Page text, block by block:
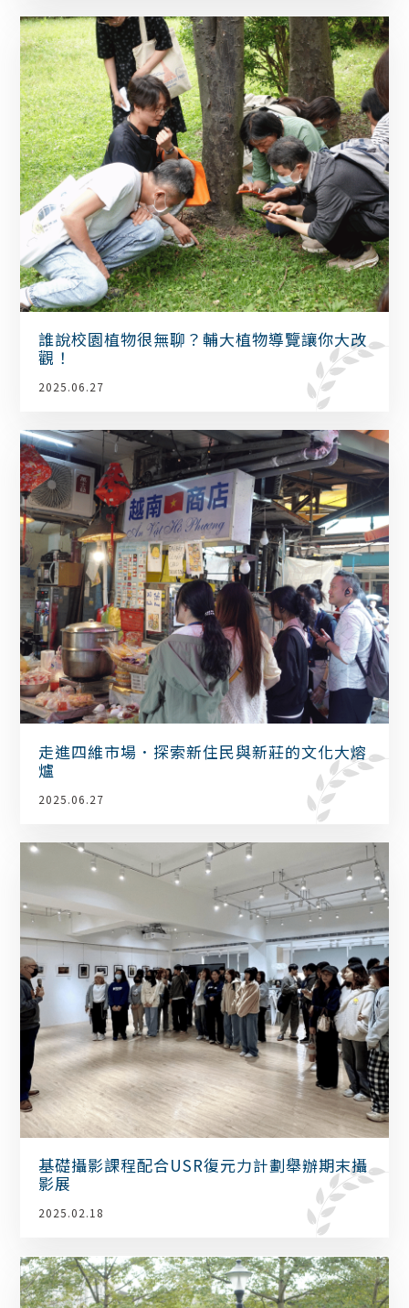
誰說校園植物很無聊？輔大植物導覽讓你大改
觀！
2025.06.27
走進四維市場．探索新住民與新莊的文化大熔
爐
2025.06.27
基礎攝影課程配合USR復元力計劃舉辦期末攝
影展
2025.02.18